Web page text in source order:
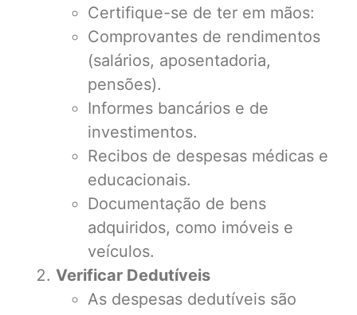
Certifique-se de ter em mãos:
Comprovantes de rendimentos
(salários, aposentadoria,
pensões).
Informes bancários e de
investimentos.
Recibos de despesas médicas e
educacionais.
Documentação de bens
adquiridos, como imóveis e
veículos.
Verificar Dedutíveis
As despesas dedutíveis são